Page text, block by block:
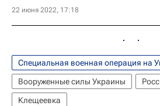
22 июня 2022, 17:18
Специальная военная операция на
Вооруженные силы Украины
Клещеевка